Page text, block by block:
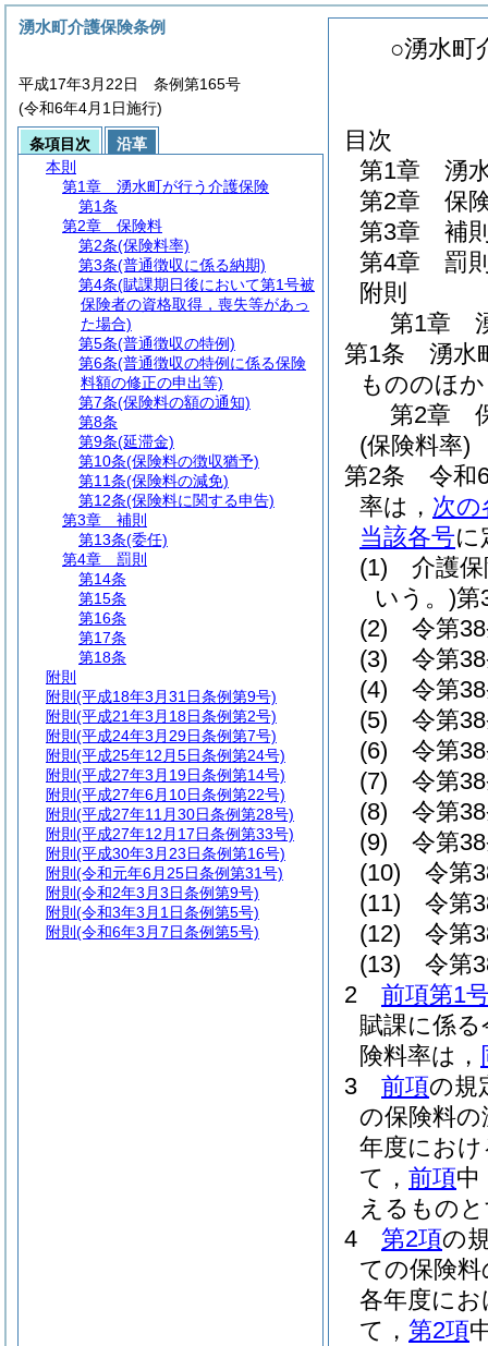
○湧水町
目次
第1章
湧
第2章
保
第3章
補
第4章
罰
附則
第1章
第1条
湧水
もののほ
第2章
(保険料率)
第2条
令和
率は， 次の
当該各号に
(1)
介護
いう。)第
(2)
令第
(3)
令第
(4)
令第
(5)
令第
(6)
令第
(7)
令第
(8)
令第
(9)
令第
(10)
令第
(11)
令第
(12)
令第
(13)
令第
2
前項第1
賦課に係
険料率は，
3
前項の規
の保険料
年度にお
て， 前項中
えるもの
4
第2項の
ての保険
各年度に
て， 第2項
湧水町介護保険条例
平成17年3月22日 条例第165号
(令和6年4月1日施行)
条項目次
沿革
本則
第1章
湧水町が行う介護保険
第1条
第2章
保険料
第2条(保険料率)
第3条(普通徴収に係る納期)
第4条(賦課期日後において第1号被
保険者の資格取得，喪失等があっ
た場合)
第5条(普通徴収の特例)
第6条(普通徴収の特例に係る保険
料額の修正の申出等)
第7条(保険料の額の通知)
第8条
第9条(延滞金)
第10条(保険料の徴収猶予)
第11条(保険料の減免)
第12条(保険料に関する申告)
第3章
補則
第13条(委任)
第4章
罰則
第14条
第15条
第16条
第17条
第18条
附則
附則 (平成18年3月31日条例第9号)
附則 (平成21年3月18日条例第2号)
附則 (平成24年3月29日条例第7号)
附則 (平成25年12月5日条例第24号)
附則 (平成27年3月19日条例第14号)
附則 (平成27年6月10日条例第22号)
附則 (平成27年11月30日条例第28号)
附則 (平成27年12月17日条例第33号)
附則 (平成30年3月23日条例第16号)
附則 (令和元年6月25日条例第31号)
附則 (令和2年3月3日条例第9号)
附則 (令和3年3月1日条例第5号)
附則 (令和6年3月7日条例第5号)